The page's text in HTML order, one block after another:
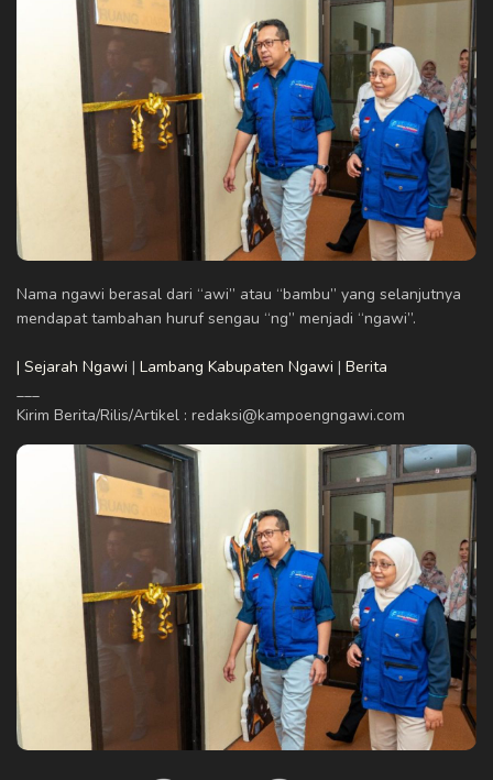
Nama ngawi berasal dari “awi” atau “bambu” yang selanjutnya
mendapat tambahan huruf sengau “ng” menjadi “ngawi”.
| Sejarah Ngawi | Lambang Kabupaten Ngawi | Berita
Kirim Berita/Rilis/Artikel : redaksi@kampoengngawi.com